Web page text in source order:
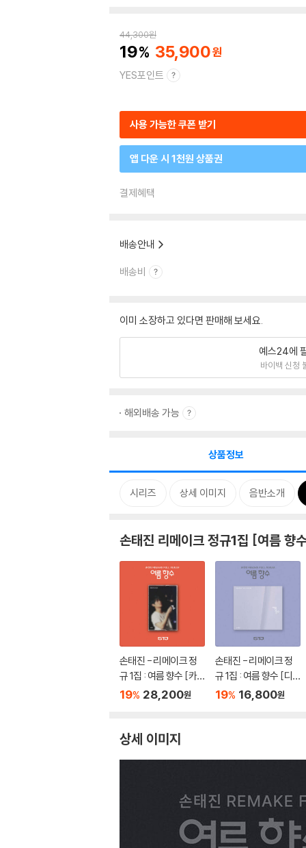
44,300원
19 35,900
YES포인트
사용 가능한 쿠폰 받기
앱 다운 시 1천원 상품권
결제혜택
배송안내
배송비
이미 소장하고 있다면 판매해 보세요.
예스24에
바이백 신청
해외배송 가능
상품정보
시리즈 상세 이미지 음반소개
손태진 리메이크 정규1집 [여름 향
손태진 - 리메이크 정
규 1집 : 여름 향수 [카
세트테이프 ver.]
19% 28,200원
손태진 - 리메이크 정
규 1집 : 여름 향수 [디
지팩 ver.]
19% 16,800원
상세 이미지